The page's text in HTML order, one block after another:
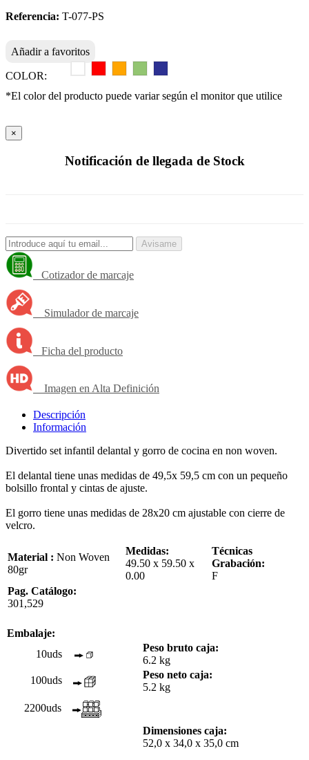
Referencia: T-077-PS
Añadir a favoritos
COLOR:
*El color del producto puede variar según el monitor que utilice
×
Notificación de llegada de Stock
Avisame
Cotizador de marcaje
Simulador de marcaje
Ficha del producto
Imagen en Alta Definición
Descripción
Información
Divertido set infantil delantal y gorro de cocina en non woven.
El delantal tiene unas medidas de 49,5x 59,5 cm con un pequeño
bolsillo frontal y cintas de ajuste.
El gorro tiene unas medidas de 28x20 cm ajustable con cierre de
velcro.
Material : Non Woven
80gr
Medidas:
49.50 x 59.50 x
0.00
Técnicas
Grabación:
F
Pag. Catálogo:
301,529
Embalaje:
10uds
Peso bruto caja:
6.2 kg
100uds
Peso neto caja:
5.2 kg
2200uds
Dimensiones caja:
52,0 x 34,0 x 35,0 cm